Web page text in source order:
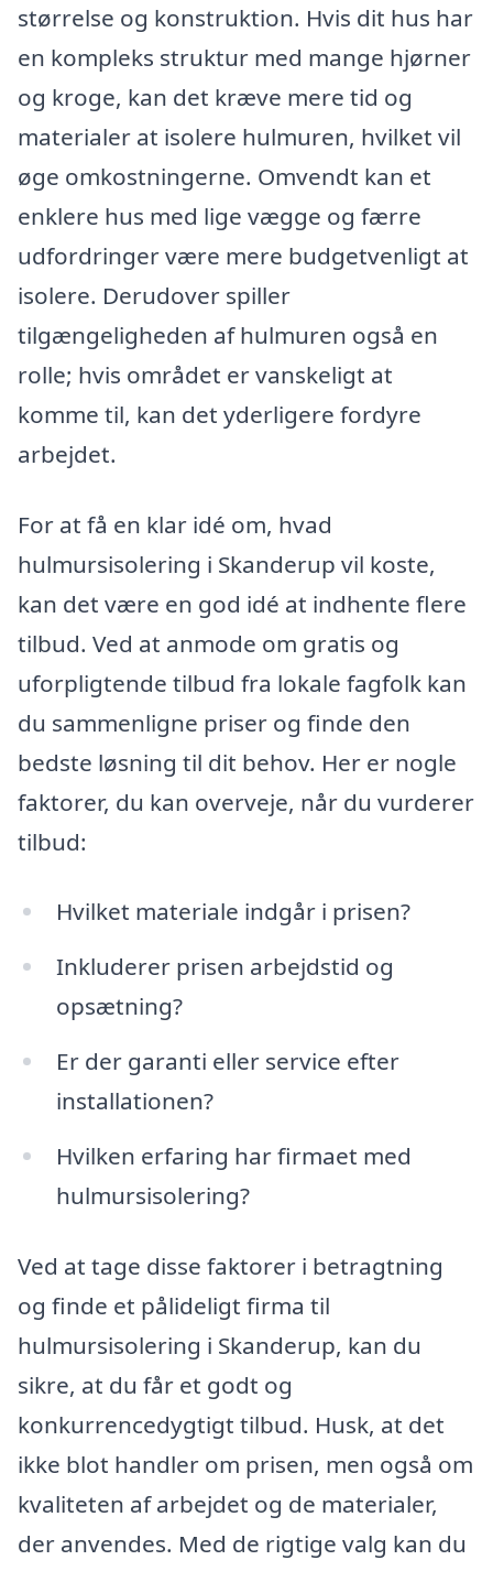
størrelse og konstruktion. Hvis dit hus har
en kompleks struktur med mange hjørner
og kroge, kan det kræve mere tid og
materialer at isolere hulmuren, hvilket vil
øge omkostningerne. Omvendt kan et
enklere hus med lige vægge og færre
udfordringer være mere budgetvenligt at
isolere. Derudover spiller
tilgængeligheden af hulmuren også en
rolle; hvis området er vanskeligt at
komme til, kan det yderligere fordyre
arbejdet.
For at få en klar idé om, hvad
hulmursisolering i Skanderup vil koste,
kan det være en god idé at indhente flere
tilbud. Ved at anmode om gratis og
uforpligtende tilbud fra lokale fagfolk kan
du sammenligne priser og finde den
bedste løsning til dit behov. Her er nogle
faktorer, du kan overveje, når du vurderer
tilbud:
Hvilket materiale indgår i prisen?
Inkluderer prisen arbejdstid og
opsætning?
Er der garanti eller service efter
installationen?
Hvilken erfaring har firmaet med
hulmursisolering?
Ved at tage disse faktorer i betragtning
og finde et pålideligt firma til
hulmursisolering i Skanderup, kan du
sikre, at du får et godt og
konkurrencedygtigt tilbud. Husk, at det
ikke blot handler om prisen, men også om
kvaliteten af arbejdet og de materialer,
der anvendes. Med de rigtige valg kan du